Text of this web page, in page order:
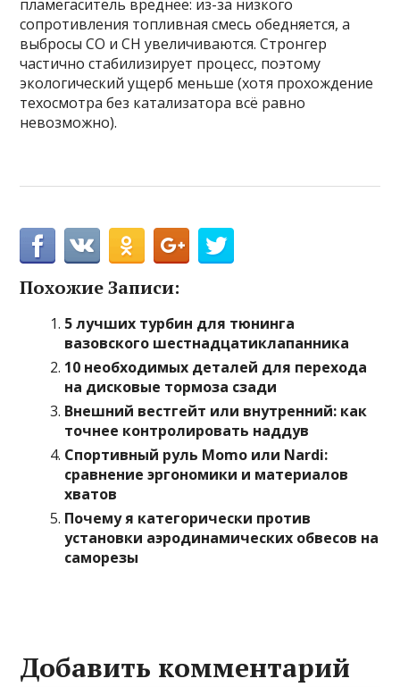
пламегаситель вреднее: из-за низкого
сопротивления топливная смесь обедняется, а
выбросы CO и CH увеличиваются. Стронгер
частично стабилизирует процесс, поэтому
экологический ущерб меньше (хотя прохождение
техосмотра без катализатора всё равно
невозможно).
Похожие Записи:
5 лучших турбин для тюнинга
вазовского шестнадцатиклапанника
10 необходимых деталей для перехода
на дисковые тормоза сзади
Внешний вестгейт или внутренний: как
точнее контролировать наддув
Спортивный руль Momo или Nardi:
сравнение эргономики и материалов
хватов
Почему я категорически против
установки аэродинамических обвесов на
саморезы
Добавить комментарий